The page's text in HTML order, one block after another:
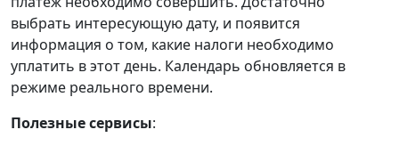
выбрать интересующую дату, и появится
информация о том, какие налоги необходимо
уплатить в этот день. Календарь обновляется в
режиме реального времени.
Полезные сервисы: